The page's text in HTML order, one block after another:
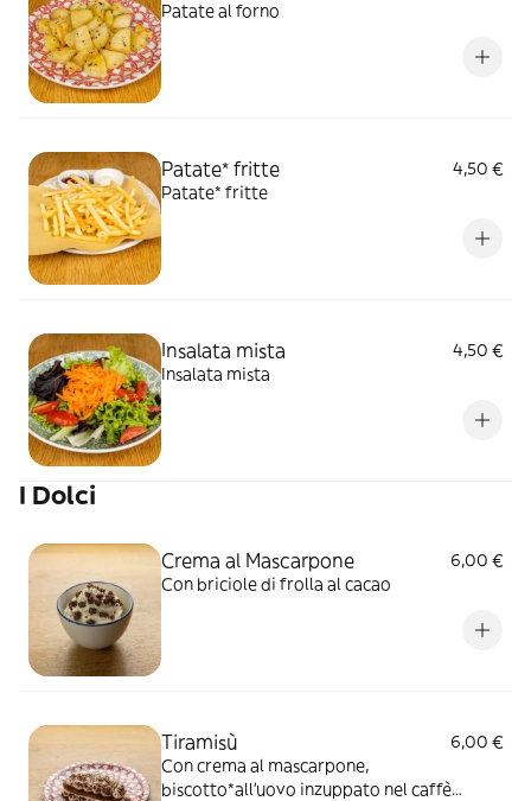
Patate al forno
Patate* fritte
4,50 €
Patate* fritte
Insalata mista
4,50 €
Insalata mista
I Dolci
Crema al Mascarpone
6,00 €
Con briciole di frolla al cacao
Tiramisù
6,00 €
Con crema al mascarpone,
biscotto*all'uovo inzuppato nel caffè